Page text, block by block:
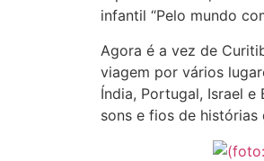
infantil “Pelo mundo
Agora é a vez de
viagem por vários
Índia, Portugal, Israel
sons e fios de